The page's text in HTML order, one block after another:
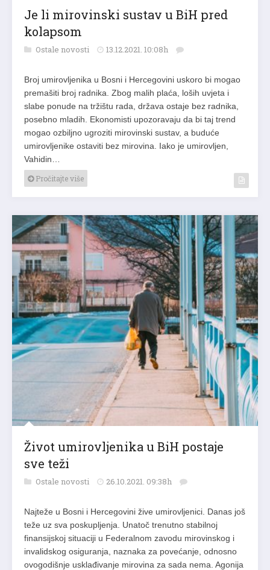
Je li mirovinski sustav u BiH pred
kolapsom
Ostale novosti 13.12.2021. 10:08h
Broj umirovljenika u Bosni i Hercegovini uskoro bi mogao
premašiti broj radnika. Zbog malih plaća, loših uvjeta i
slabe ponude na tržištu rada, država ostaje bez radnika,
posebno mladih. Ekonomisti upozoravaju da bi taj trend
mogao ozbiljno ugroziti mirovinski sustav, a buduće
umirovljenike ostaviti bez mirovina. Iako je umirovljen,
Vahidin…
Pročitajte više
Život umirovljenika u BiH postaje
sve teži
Ostale novosti 26.10.2021. 09:38h
Najteže u Bosni i Hercegovini žive umirovljenici. Danas još
teže uz sva poskupljenja. Unatoč trenutno stabilnoj
finansijskoj situaciji u Federalnom zavodu mirovinskog i
invalidskog osiguranja, naznaka za povećanje, odnosno
ovogodišnje usklađivanje mirovina za sada nema. Agonija